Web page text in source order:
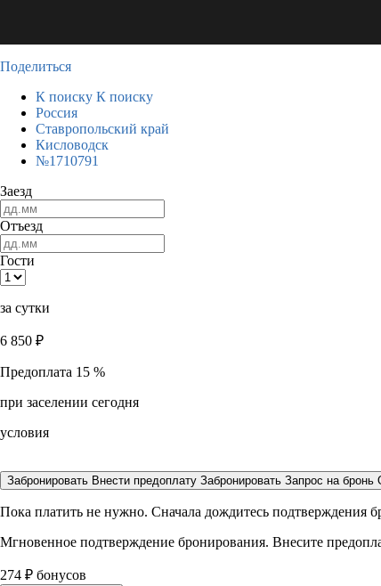
Поделиться
К поиску К поиску
Россия
Ставропольский край
Кисловодск
№1710791
Заезд
Отъезд
Гости
за сутки
6 850 ₽
Предоплата 15 %
при заселении сегодня
условия
Забронировать Внести предоплату Забронировать Запрос на бронь
Пока платить не нужно. Сначала дождитесь подтверждения
Мгновенное подтверждение бронирования. Внесите
274 ₽ бонусов